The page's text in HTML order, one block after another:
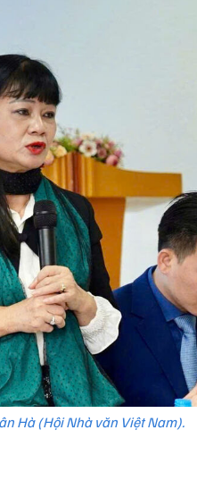
Hà (Hội Nhà văn Việt Nam).